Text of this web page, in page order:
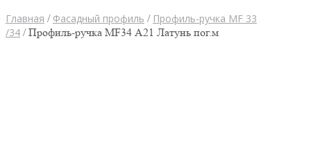
Главная / Фасадный профиль / Профиль-ручка MF 33
/34 / Профиль-ручка MF34 А21 Латунь пог.м